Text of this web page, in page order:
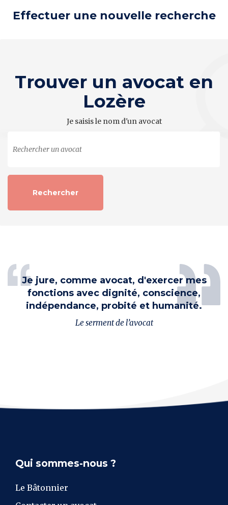
Effectuer une nouvelle recherche
Trouver un avocat en
Lozère
Je saisis le nom d'un avocat
Je jure, comme avocat, d'exercer mes
fonctions avec dignité, conscience,
indépendance, probité et humanité.
Le serment de l’avocat
Qui sommes-nous ?
Le Bâtonnier